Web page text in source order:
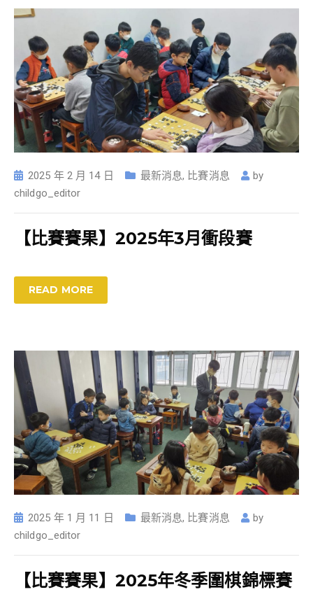
2025 年 2 月 14 日 最新消息, 比賽消息
by
childgo_editor
【比賽賽果】2025年3月衝段賽
READ MORE
2025 年 1 月 11 日 最新消息, 比賽消息
by
childgo_editor
【比賽賽果】2025年冬季圍棋錦標賽